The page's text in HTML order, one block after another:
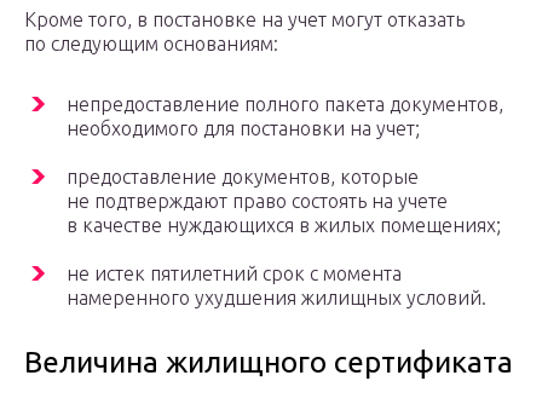
Кроме того, в постановке на учет могут отказать
по следующим основаниям:
непредоставление полного пакета документов,
необходимого для постановки на учет;
предоставление документов, которые
не подтверждают право состоять на учете
в качестве нуждающихся в жилых помещениях;
не истек пятилетний срок с момента
намеренного ухудшения жилищных условий.
Величина жилищного сертификата